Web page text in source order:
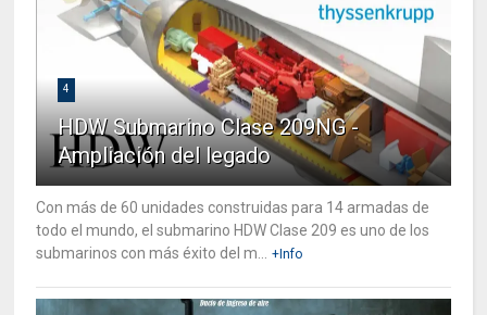
4
HDW Submarino Clase 209NG -
Ampliación del legado
Con más de 60 unidades construidas para 14 armadas de
todo el mundo, el submarino HDW Clase 209 es uno de los
submarinos con más éxito del m...
+Info